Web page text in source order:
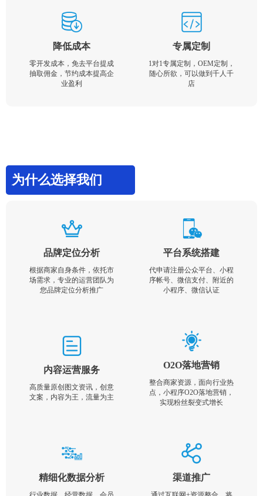
降低成本
零开发成本，免去平台提成
抽取佣金，节约成本提高企
业盈利
专属定制
1对1专属定制，OEM定制，
随心所欲，可以做到千人千
店
为什么选择我们
品牌定位分析
根据商家自身条件，依托市
场需求，专业的运营团队为
您品牌定位分析推广
平台系统搭建
代申请注册公众平台、小程
序帐号、微信支付、附近的
小程序、微信认证
内容运营服务
高质量原创图文资讯，创意
文案，内容为王，流量为主
O2O落地营销
整合商家资源，面向行业热
点，小程序O2O落地营销，
实现粉丝裂变式增长
精细化数据分析 渠道推广